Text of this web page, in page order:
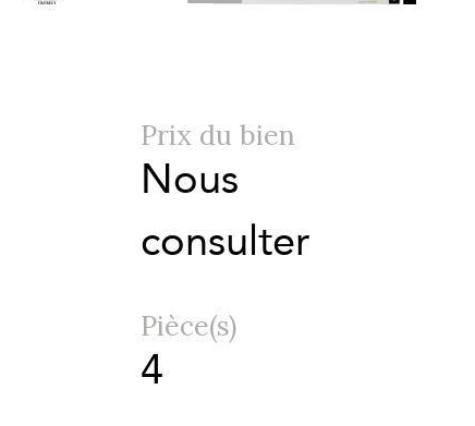
Prix du bien
Nous
consulter
Pièce(s)
4